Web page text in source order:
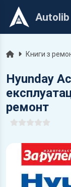
Autolib
ГоловнаКниги з
Hyunday
ремонт